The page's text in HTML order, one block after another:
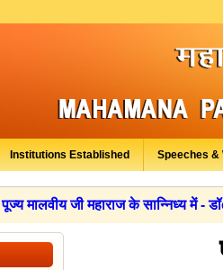
Institutions Established Speeches &
पूज्य मालवीय जी महाराज के सान्निध्य में -